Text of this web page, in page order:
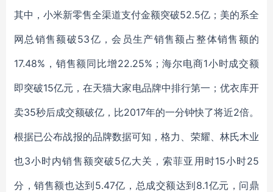
其中，小米新零售全渠道支付金额突破52.5亿；美的系全
网总销售额破53亿，会员生产销售额占整体销售额的
17.48%，销售额同比增22.25%；海尔电商1小时成交额
即突破15亿元，在天猫大家电品牌中排行第一；优衣库开
卖35秒后成交额破亿，比2017年的一分钟快了将近2倍。
根据已公布战报的品牌数据可知，格力、荣耀、林氏木业
也3小时内销售额突破5亿大关，索菲亚用时15小时25
分，销售额也达到5.47亿，总成交额达到8.1亿元，问鼎